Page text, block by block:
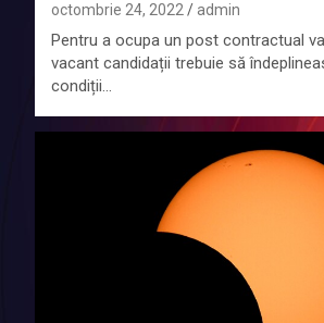
octombrie 24, 2022 admin
Pentru a ocupa un post contractual
vacant candidații trebuie să
condiții…